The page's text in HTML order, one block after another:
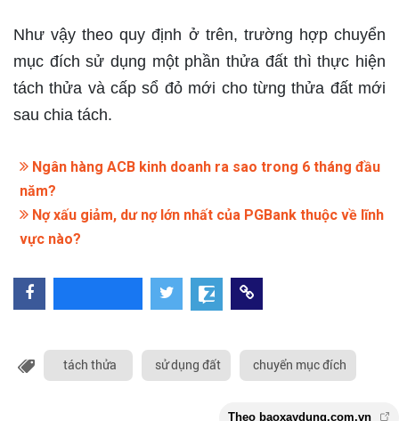
Như vậy theo quy định ở trên, trường hợp chuyển
mục đích sử dụng một phần thửa đất thì thực hiện
tách thửa và cấp sổ đỏ mới cho từng thửa đất mới
sau chia tách.
Ngân hàng ACB kinh doanh ra sao trong 6 tháng đầu
năm?
Nợ xấu giảm, dư nợ lớn nhất của PGBank thuộc về lĩnh
vực nào?
tách thửa sử dụng đất chuyển mục đích